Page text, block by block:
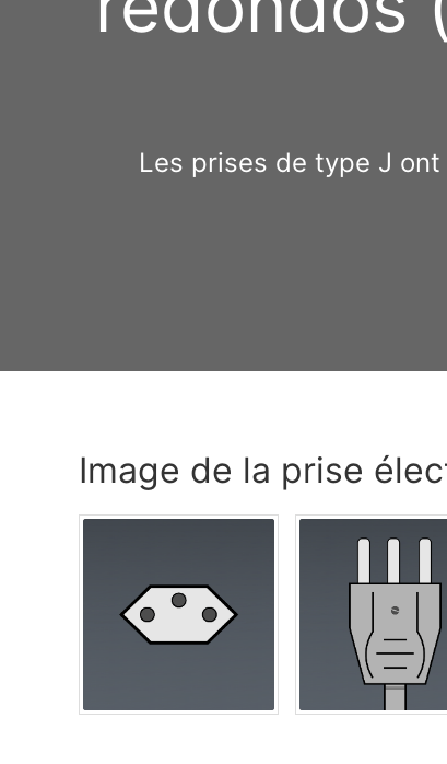
Les prises de type J
Image de la prise